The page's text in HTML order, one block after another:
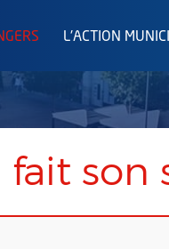
L'ACTION
fait son